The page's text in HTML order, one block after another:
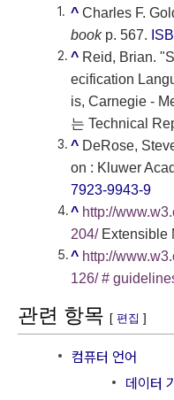
^Charles F.
bookp. 567.
^Reid, Brian.
ecification
is, Carnegie -
는 Technical
^DeRose,
on : Kluwer
7923-9943-9
^ http://
204/Extensible
^ http://
126/ #
관련 항목 [ 편집 ]
컴퓨터 언어
데이터